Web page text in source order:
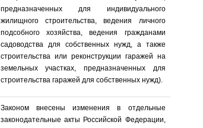
предназначенных для индивидуального
жилищного строительства, ведения личного
подсобного хозяйства, ведения гражданами
садоводства для собственных нужд, а также
строительства или реконструкции гаражей на
земельных участках, предназначенных для
строительства гаражей для собственных нужд).
Законом внесены изменения в отдельные
законодательные акты Российской Федерации,